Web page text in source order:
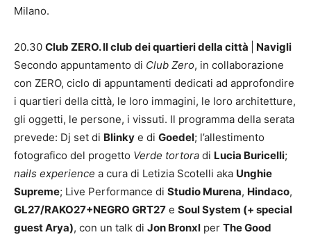
Milano.
20.30 Club ZERO. Il club dei quartieri della città
Navigli
Secondo appuntamento di Club Zero, in collaborazione
con ZERO, ciclo di appuntamenti dedicati ad approfondire
i quartieri della città, le loro immagini, le loro architetture,
gli oggetti, le persone, i vissuti. Il programma della serata
prevede: Dj set di Blinky e di Goedel; l’allestimento
fotografico del progetto Verde tortora di Lucia Buricelli;
nails experience a cura di Letizia Scotelli aka Unghie
Supreme; Live Performance di Studio Murena, Hindaco,
GL27/RAKO27+NEGRO GRT27 e Soul System (+ special
guest Arya), con un talk di Jon Bronxl per The Good